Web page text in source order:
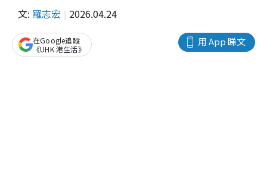
文: 羅志宏 2026.04.24
用 App 睇文
在Google追蹤
《UHK 港生活》